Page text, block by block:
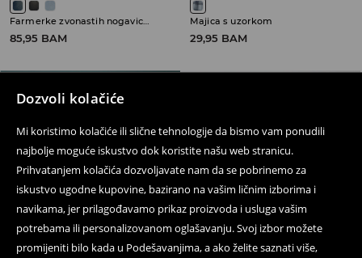
Dozvoli kolačiće
Mi koristimo kolačiće ili slične tehnologije da bismo vam ponudili
najbolje moguće iskustvo dok koristite našu web stranicu.
Prihvatanjem kolačića dozvoljavate nam da se pobrinemo za
iskustvo ugodne kupovine, bazirano na vašim ličnim izborima i
navikama, jer prilagođavamo prikaz proizvoda i usluga vašim
potrebama ili personalizovanom oglašavanju. Svoj izbor možete
promijeniti bilo kada u Podešavanjima, a ako želite saznati više,
Farmerke zvonastih nogavica sa niskim strukom
85,95 BAM
Majica s uzorkom
29,95 BAM